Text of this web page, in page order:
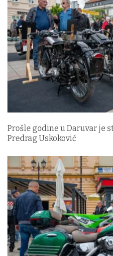
Prošle godine u Daruvar je
Predrag Uskoković